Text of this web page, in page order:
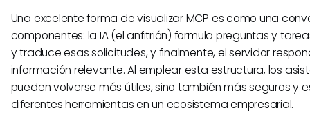
Una excelente forma de visualizar MCP es como una
componentes: la IA (el anfitrión) formula preguntas y
y traduce esas solicitudes, y finalmente, el servidor
información relevante. Al emplear esta estructura, los
pueden volverse más útiles, sino también más seguros y
diferentes herramientas en un ecosistema empresarial.